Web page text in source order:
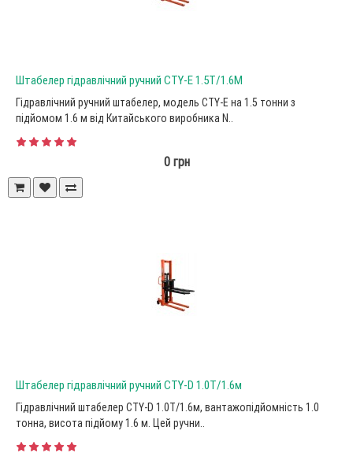
Штабелер гідравлічний ручний CTY-E 1.5Т/1.6М
Гідравлічний ручний штабелер, модель CTY-E на 1.5 тонни з
підйомом 1.6 м від Китайського виробника N..
0 грн
Штабелер гідравлічний ручний CTY-D 1.0Т/1.6м
Гідравлічний штабелер CTY-D 1.0Т/1.6м, вантажопідйомність 1.0
тонна, висота підйому 1.6 м. Цей ручни..